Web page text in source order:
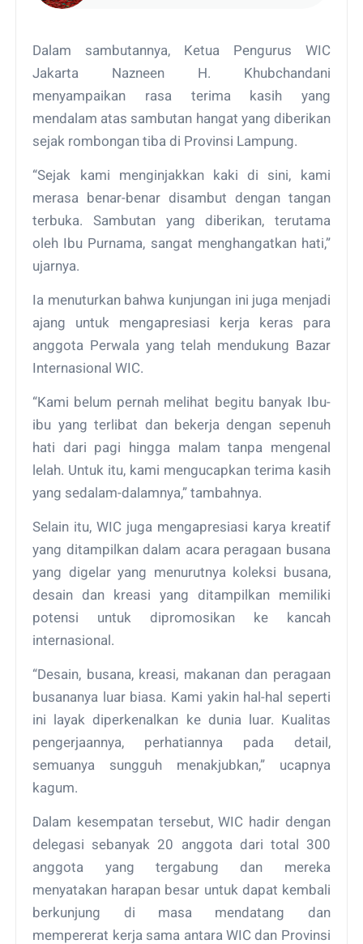
Dalam sambutannya, Ketua Pengurus WIC
Jakarta Nazneen H. Khubchandani
menyampaikan rasa terima kasih yang
mendalam atas sambutan hangat yang diberikan
sejak rombongan tiba di Provinsi Lampung.
“Sejak kami menginjakkan kaki di sini, kami
merasa benar-benar disambut dengan tangan
terbuka. Sambutan yang diberikan, terutama
oleh Ibu Purnama, sangat menghangatkan hati,”
ujarnya.
Ia menuturkan bahwa kunjungan ini juga menjadi
ajang untuk mengapresiasi kerja keras para
anggota Perwala yang telah mendukung Bazar
Internasional WIC.
“Kami belum pernah melihat begitu banyak Ibu-
ibu yang terlibat dan bekerja dengan sepenuh
hati dari pagi hingga malam tanpa mengenal
lelah. Untuk itu, kami mengucapkan terima kasih
yang sedalam-dalamnya,” tambahnya.
Selain itu, WIC juga mengapresiasi karya kreatif
yang ditampilkan dalam acara peragaan busana
yang digelar yang menurutnya koleksi busana,
desain dan kreasi yang ditampilkan memiliki
potensi untuk dipromosikan ke kancah
internasional.
“Desain, busana, kreasi, makanan dan peragaan
busananya luar biasa. Kami yakin hal-hal seperti
ini layak diperkenalkan ke dunia luar. Kualitas
pengerjaannya, perhatiannya pada detail,
semuanya sungguh menakjubkan,” ucapnya
kagum.
Dalam kesempatan tersebut, WIC hadir dengan
delegasi sebanyak 20 anggota dari total 300
anggota yang tergabung dan mereka
menyatakan harapan besar untuk dapat kembali
berkunjung di masa mendatang dan
mempererat kerja sama antara WIC dan Provinsi